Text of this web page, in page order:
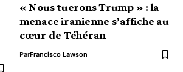
« Nous tuerons Trump » : la
menace iranienne s’affiche au
cœur de Téhéran
ParFrancisco Lawson